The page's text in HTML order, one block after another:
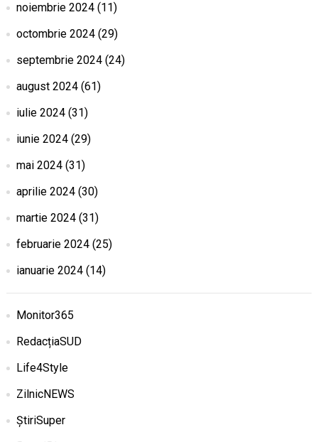
noiembrie 2024(11)
octombrie 2024(29)
septembrie 2024(24)
august 2024(61)
iulie 2024(31)
iunie 2024(29)
mai 2024(31)
aprilie 2024(30)
martie 2024(31)
februarie 2024(25)
ianuarie 2024(14)
Monitor365
RedacțiaSUD
Life4Style
ZilnicNEWS
ȘtiriSuper